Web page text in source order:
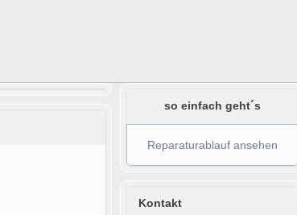
so einfach geht´s
Reparaturablauf ansehen
Kontakt